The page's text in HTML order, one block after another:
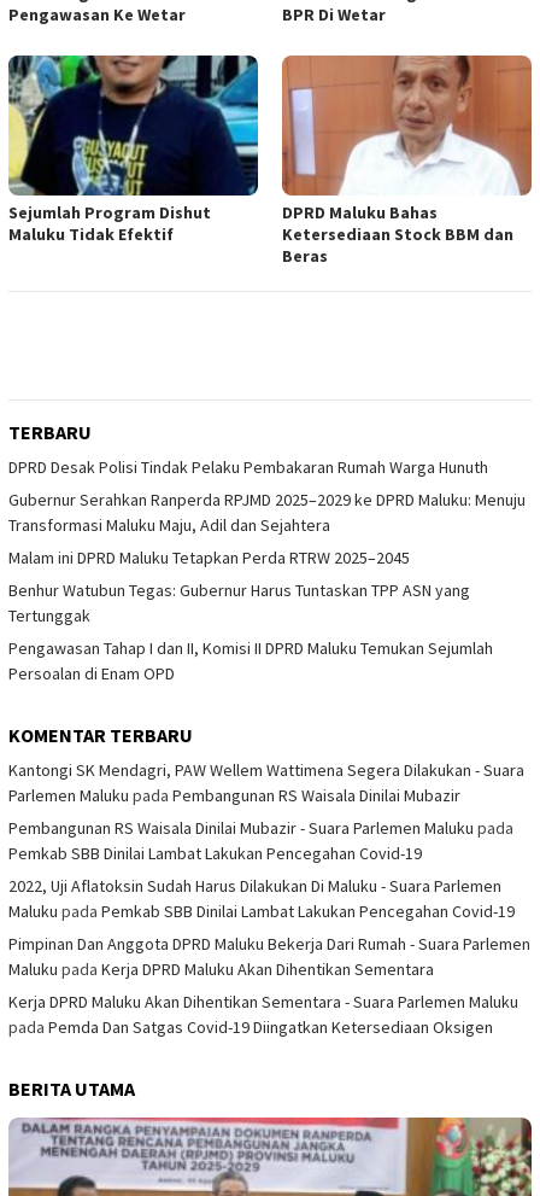
Pengawasan Ke Wetar
BPR Di Wetar
Sejumlah Program Dishut
Maluku Tidak Efektif
DPRD Maluku Bahas
Ketersediaan Stock BBM dan
Beras
TERBARU
DPRD Desak Polisi Tindak Pelaku Pembakaran Rumah Warga Hunuth
Gubernur Serahkan Ranperda RPJMD 2025–2029 ke DPRD Maluku: Menuju
Transformasi Maluku Maju, Adil dan Sejahtera
Malam ini DPRD Maluku Tetapkan Perda RTRW 2025–2045
Benhur Watubun Tegas: Gubernur Harus Tuntaskan TPP ASN yang
Tertunggak
Pengawasan Tahap I dan II, Komisi II DPRD Maluku Temukan Sejumlah
Persoalan di Enam OPD
KOMENTAR TERBARU
Kantongi SK Mendagri, PAW Wellem Wattimena Segera Dilakukan - Suara
Parlemen Maluku pada Pembangunan RS Waisala Dinilai Mubazir
Pembangunan RS Waisala Dinilai Mubazir - Suara Parlemen Maluku pada
Pemkab SBB Dinilai Lambat Lakukan Pencegahan Covid-19
2022, Uji Aflatoksin Sudah Harus Dilakukan Di Maluku - Suara Parlemen
Maluku pada Pemkab SBB Dinilai Lambat Lakukan Pencegahan Covid-19
Pimpinan Dan Anggota DPRD Maluku Bekerja Dari Rumah - Suara Parlemen
Maluku pada Kerja DPRD Maluku Akan Dihentikan Sementara
Kerja DPRD Maluku Akan Dihentikan Sementara - Suara Parlemen Maluku
pada Pemda Dan Satgas Covid-19 Diingatkan Ketersediaan Oksigen
BERITA UTAMA